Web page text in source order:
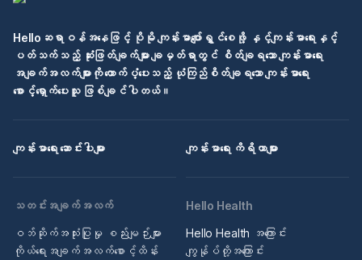
Helloဆရာဝန်အနေဖြင့် ပိုမို ကျန်းမာပျော်ရွှင်စေဖို့ နှင့်ကျန်းမာရေးနှင့်
ပတ်သက်သည့် ဆုံးဖြတ်ချက်များ ချမှတ်ရာတွင် စိတ်ချရသော ကျန်းမာရေး
အချက်အလက်များကို ထောက်ပံ့ပေးသည့် ယုံကြည်စိတ်ချရသော ကျန်းမာရေး
စောင့်ရှောက်ပေးသူ ဖြစ်ချင်ပါတယ်။
ကျန်းမာရေး ဆောင်းပါးများ ကျန်းမာရေး ကိရိယာများ
သတင်းအချက်အလက်
ဝဘ်ဆိုက်အသုံးပြုမှု စည်းမျဉ်းများ
ကိုယ်ရေးအချက်အလက်စောင့်ထိန်း
Hello Health
Hello Health အကြောင်း
ကျွန်ုပ်တို့အကြောင်း